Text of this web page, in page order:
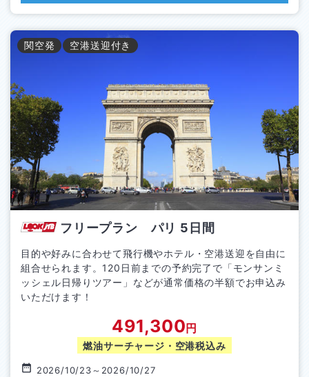
フリープラン パリ 5 日間
目的や好みに合わせて飛行機やホテル・空港送迎を自由に
組合せられます。120日前までの予約完了で「モンサンミ
ッシェル日帰りツアー」などが通常価格の半額でお申込み
いただけます！
関空発 空港送迎付き
491,300円
燃油サーチャージ・空港税込み
2026/10/23～ 2026/10/27